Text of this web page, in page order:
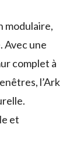
modulaire,
Avec une
complet à
l’Ark
et